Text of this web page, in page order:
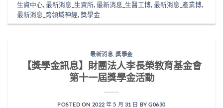
生資中心,最新消息_生資所,最新消息_生醫工博,最新消息_產業博,
最新消息_跨領域神經,獎學金
最新消息 ,獎學金
【獎學金訊息】財團法人李長榮教育基金會
第十一屆獎學金活動
POSTED ON 2022 年 5 月 31 日 BYG0630